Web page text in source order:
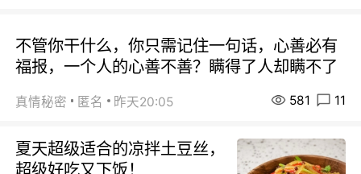
不管你干什么，你只需记住一句话，心善必有
福报，一个人的心善不善？瞒得了人却瞒不了
真情秘密 匿名 昨天20:05 581 11
夏天超级适合的凉拌土豆丝，
超级好吃又下饭！